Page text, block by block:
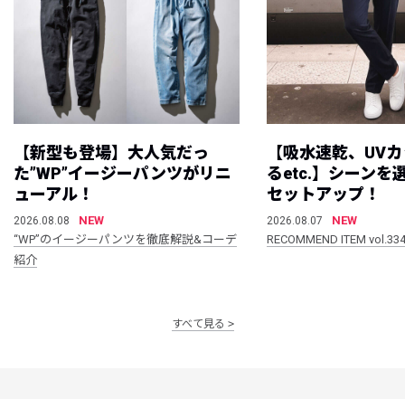
【新型も登場】大人気だっ
た”WP”イージーパンツがリニ
ューアル！
2026.08.08
NEW
“WP”のイージーパンツを徹底解説&コーデ
紹介
【吸水速乾、UV
るetc.】シーンを
セットアップ！
2026.08.07
NEW
RECOMMEND ITEM vol.334
すべて見る